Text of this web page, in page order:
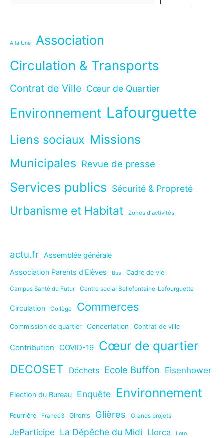
A la Une
Association
Circulation & Transports
Contrat de Ville Cœur de Quartier
Environnement Lafourguette
Liens sociaux Missions
Municipales Revue de presse
Services publics Sécurité & Propreté
Urbanisme et Habitat Zones d'activités
actu.fr Assemblée générale
Association Parents d'Elèves
Bus Cadre de vie
Campus Santé du Futur Centre social Bellefontaine-Lafourguette
Circulation Collège Commerces
Commission de quartier Concertation Contrat de ville
Contribution COVID-19 Cœur de quartier
DECOSET Déchets Ecole Buffon Eisenhower
Election du Bureau Enquête Environnement
Fourrière France3 Gironis Glières Grands projets
JeParticipe La Dépêche du Midi Llorca Loto